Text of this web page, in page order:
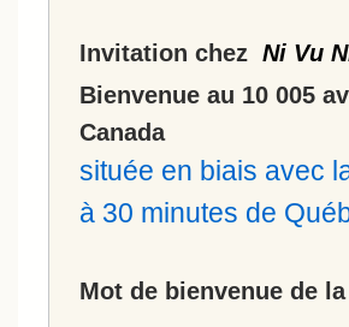
Invitation chez Ni Vu
Bienvenue au 10 005
Canada
située en biais avec
à 30 minutes de
Mot de bienvenue de